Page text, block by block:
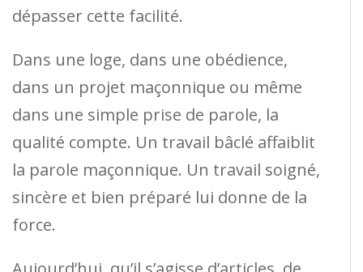
dépasser cette facilité.
Dans une loge, dans une obédience,
dans un projet maçonnique ou même
dans une simple prise de parole, la
qualité compte. Un travail bâclé affaiblit
la parole maçonnique. Un travail soigné,
sincère et bien préparé lui donne de la
force.